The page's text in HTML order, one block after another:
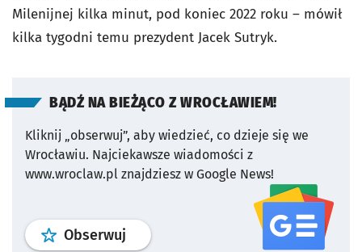
Milenijnej kilka minut, pod koniec 2022 roku – mówił
kilka tygodni temu prezydent Jacek Sutryk.
BĄDŹ NA BIEŻĄCO Z WROCŁAWIEM!
Kliknij „obserwuj”, aby wiedzieć, co dzieje się we
Wrocławiu. Najciekawsze wiadomości z
www.wroclaw.pl znajdziesz w Google News!
Obserwuj profil serwisu